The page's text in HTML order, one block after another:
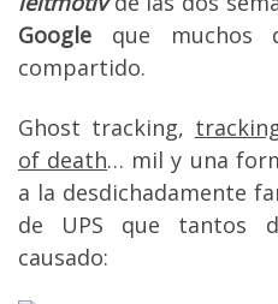
Google que muchos
compartido.
Ghost tracking,
of death… mil y una
a la desdichadamente
de UPS que tantos
causado: